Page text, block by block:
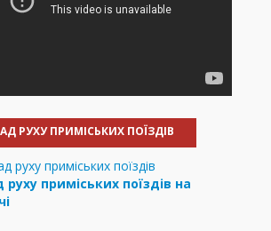
РУХУ ПРИМІСЬКИХ ПОЇЗДІВ
руху приміських поїздів на